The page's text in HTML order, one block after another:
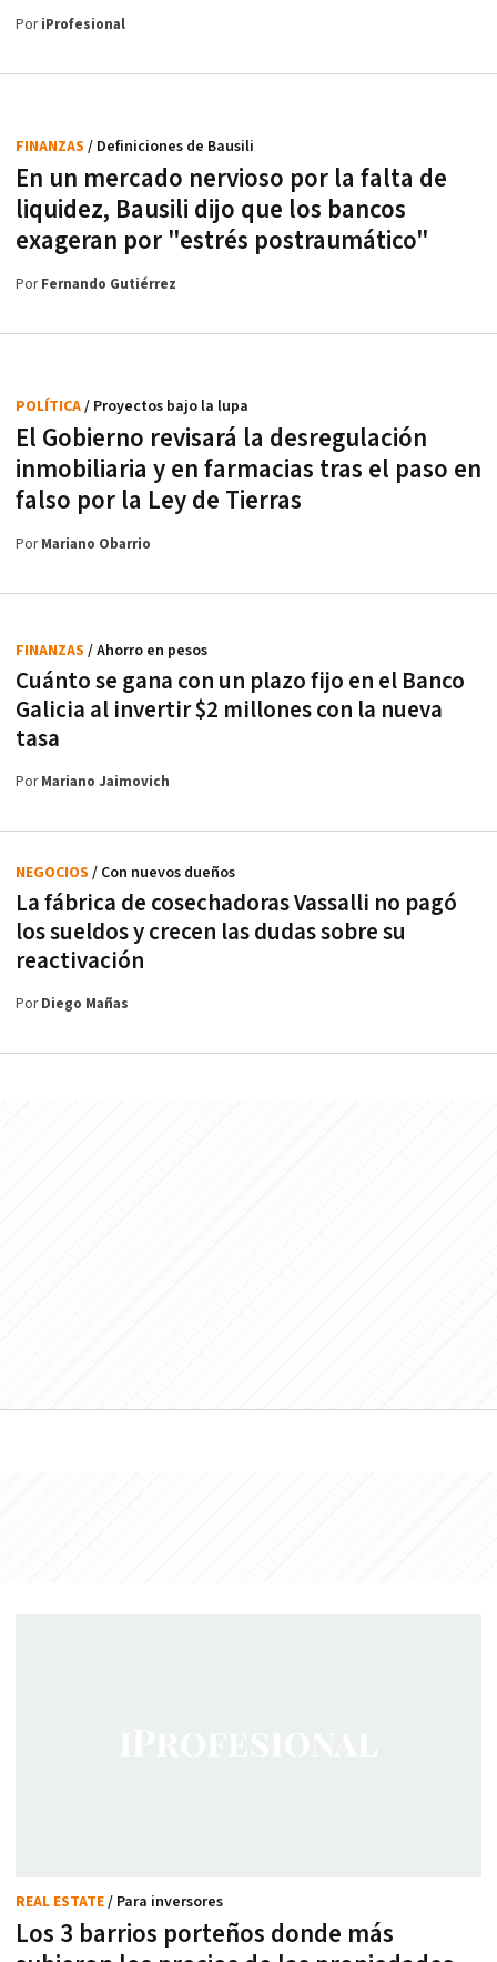
PoriProfesional
En un mercado nervioso por la falta de
liquidez, Bausili dijo que los bancos
exageran por "estrés postraumático"
FINANZAS / Definiciones de Bausili
PorFernando Gutiérrez
El Gobierno revisará la desregulación
inmobiliaria y en farmacias tras el paso en
falso por la Ley de Tierras
POLÍTICA/ Proyectos bajo la lupa
PorMariano Obarrio
Cuánto se gana con un plazo fijo en el Banco
Galicia al invertir $2 millones con la nueva
tasa
FINANZAS / Ahorro en pesos
PorMariano Jaimovich
La fábrica de cosechadoras Vassalli no pagó
los sueldos y crecen las dudas sobre su
reactivación
NEGOCIOS / Con nuevos dueños
PorDiego Mañas
Los 3 barrios porteños donde más
REAL ESTATE/ Para inversores